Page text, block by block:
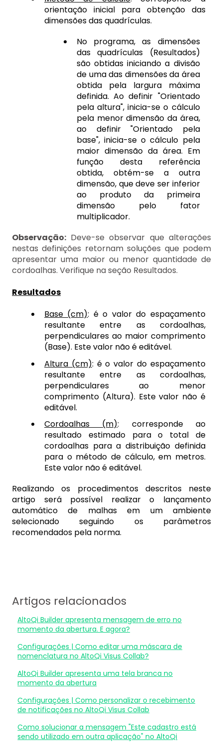
orientação inicial para obtenção das
dimensões das quadrículas.
No programa, as dimensões
das quadrículas (Resultados)
são obtidas iniciando a divisão
de uma das dimensões da área
obtida pela largura máxima
definida. Ao definir "Orientado
pela altura", inicia-se o cálculo
pela menor dimensão da área,
ao definir "Orientado pela
base", inicia-se o cálculo pela
maior dimensão da área. Em
função desta referência
obtida, obtém-se a outra
dimensão, que deve ser inferior
ao produto da primeira
dimensão pelo fator
multiplicador.
Observação: Deve-se observar que alterações
nestas definições retornam soluções que podem
apresentar uma maior ou menor quantidade de
cordoalhas. Verifique na seção Resultados.
Resultados
Base (cm): é o valor do espaçamento
resultante entre as cordoalhas,
perpendiculares ao maior comprimento
(Base). Este valor não é editável.
Altura (cm): é o valor do espaçamento
resultante entre as cordoalhas,
perpendiculares ao menor
comprimento (Altura). Este valor não é
editável.
Cordoalhas (m): corresponde ao
resultado estimado para o total de
cordoalhas para a distribuição definida
para o método de cálculo, em metros.
Este valor não é editável.
Realizando os procedimentos descritos neste
artigo será possível realizar o lançamento
automático de malhas em um ambiente
selecionado seguindo os parâmetros
recomendados pela norma.
Artigos relacionados
AltoQi Builder apresenta mensagem de erro no
momento da abertura. E agora?
Configurações | Como editar uma máscara de
nomenclatura no AltoQi Visus Collab?
AltoQi Builder apresenta uma tela branca no
momento da abertura
Configurações | Como personalizar o recebimento
de notificações no AltoQi Visus Collab
Como solucionar a mensagem "Este cadastro está
sendo utilizado em outra aplicação" no AltoQi